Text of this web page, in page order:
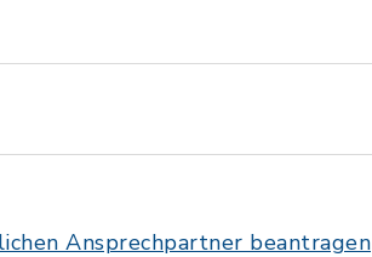
Ansprechpartner beantragen